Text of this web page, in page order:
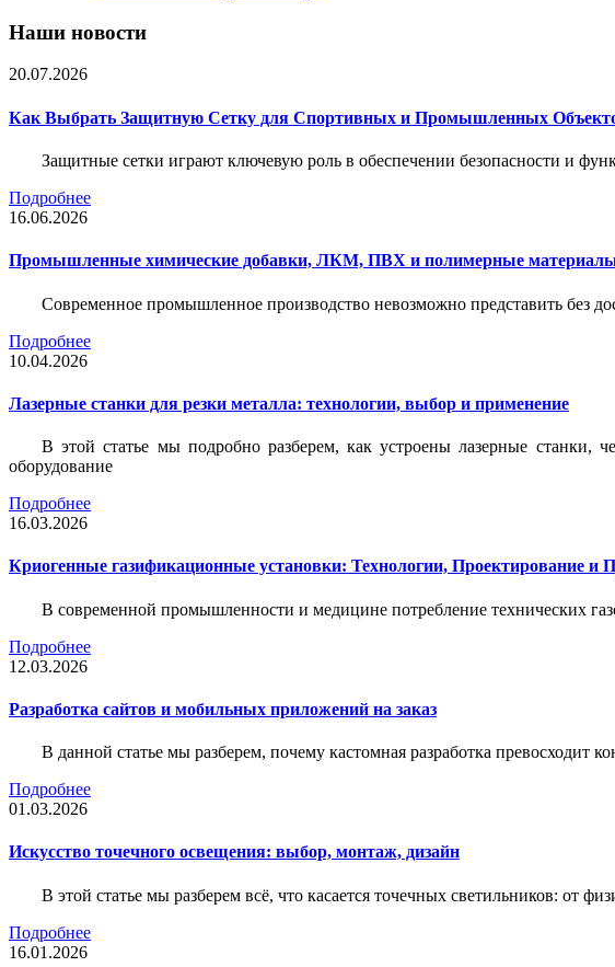
Наши новости
20.07.2026
Как Выбрать Защитную Сетку для Спортивных и Промышленных
Защитные сетки играют ключевую роль в обеспечении безопасности и
Подробнее
16.06.2026
Промышленные химические добавки, ЛКМ, ПВХ и полимерные материалы:
Современное промышленное производство невозможно представить без
Подробнее
10.04.2026
Лазерные станки для резки металла: технологии, выбор и применение
В этой статье мы подробно разберем, как устроены лазерные станки,
оборудование
Подробнее
16.03.2026
Криогенные газификационные установки: Технологии, Проектирование
В современной промышленности и медицине потребление технических
Подробнее
12.03.2026
Разработка сайтов и мобильных приложений на заказ
В данной статье мы разберем, почему кастомная разработка превосходит
Подробнее
01.03.2026
Искусство точечного освещения: выбор, монтаж, дизайн
В этой статье мы разберем всё, что касается точечных светильников: от
Подробнее
16.01.2026